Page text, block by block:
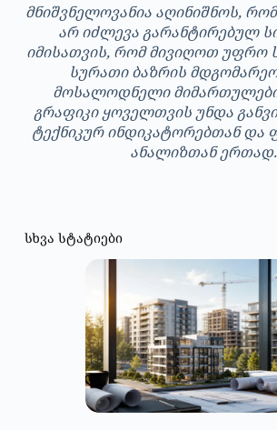
მნიშვნელოვანია აღინიშნოს,
არ იძლევა გარანტირებულ
იმისათვის, რომ მივიღოთ
სურათი ბაზრის
მოსალოდნელი
გრაფიკი ყოველთვის უნდა
ტექნიკურ ინდიკატორებთან და
ანალიზთან ერთად.
სხვა სტატიები